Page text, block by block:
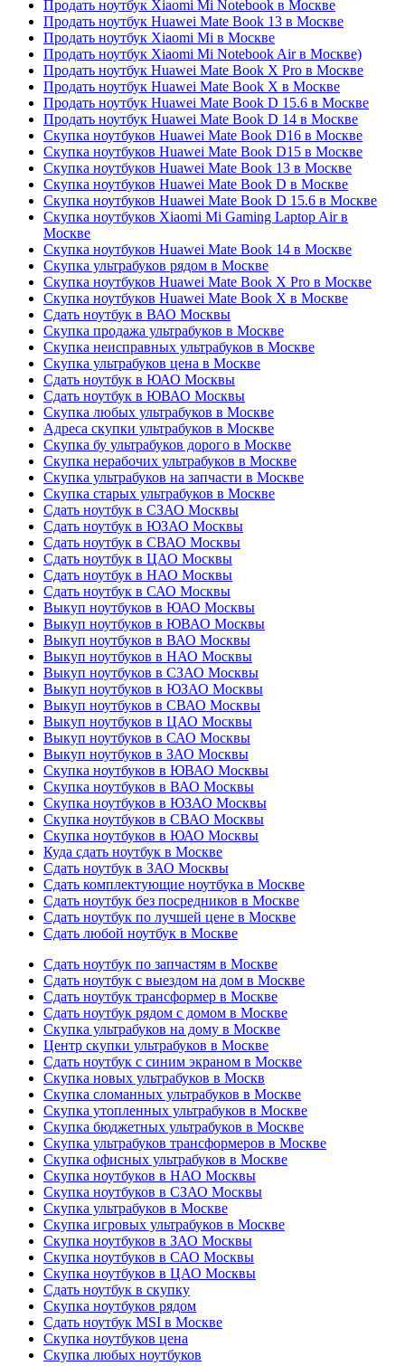
Продать ноутбук Xiaomi Mi Notebook в Москве
Продать ноутбук Huawei Mate Book 13 в Москве
Продать ноутбук Xiaomi Mi в Москве
Продать ноутбук Xiaomi Mi Notebook Air в Москве)
Продать ноутбук Huawei Mate Book X Pro в Москве
Продать ноутбук Huawei Mate Book X в Москве
Продать ноутбук Huawei Mate Book D 15.6 в Москве
Продать ноутбук Huawei Mate Book D 14 в Москве
Скупка ноутбуков Huawei Mate Book D16 в Москве
Скупка ноутбуков Huawei Mate Book D15 в Москве
Скупка ноутбуков Huawei Mate Book 13 в Москве
Скупка ноутбуков Huawei Mate Book D в Москве
Скупка ноутбуков Huawei Mate Book D 15.6 в Москве
Скупка ноутбуков Xiaomi Mi Gaming Laptop Air в
Москве
Скупка ноутбуков Huawei Mate Book 14 в Москве
Скупка ультрабуков рядом в Москве
Скупка ноутбуков Huawei Mate Book X Pro в Москве
Скупка ноутбуков Huawei Mate Book X в Москве
Сдать ноутбук в ВАО Москвы
Скупка продажа ультрабуков в Москве
Скупка неисправных ультрабуков в Москве
Скупка ультрабуков цена в Москве
Сдать ноутбук в ЮАО Москвы
Сдать ноутбук в ЮВАО Москвы
Скупка любых ультрабуков в Москве
Адреса скупки ультрабуков в Москве
Скупка бу ультрабуков дорого в Москве
Скупка нерабочих ультрабуков в Москве
Скупка ультрабуков на запчасти в Москве
Скупка старых ультрабуков в Москве
Сдать ноутбук в СЗАО Москвы
Сдать ноутбук в ЮЗАО Москвы
Сдать ноутбук в СВАО Москвы
Сдать ноутбук в ЦАО Москвы
Сдать ноутбук в НАО Москвы
Сдать ноутбук в САО Москвы
Выкуп ноутбуков в ЮАО Москвы
Выкуп ноутбуков в ЮВАО Москвы
Выкуп ноутбуков в ВАО Москвы
Выкуп ноутбуков в НАО Москвы
Выкуп ноутбуков в СЗАО Москвы
Выкуп ноутбуков в ЮЗАО Москвы
Выкуп ноутбуков в СВАО Москвы
Выкуп ноутбуков в ЦАО Москвы
Выкуп ноутбуков в САО Москвы
Выкуп ноутбуков в ЗАО Москвы
Скупка ноутбуков в ЮВАО Москвы
Скупка ноутбуков в ВАО Москвы
Скупка ноутбуков в ЮЗАО Москвы
Скупка ноутбуков в СВАО Москвы
Скупка ноутбуков в ЮАО Москвы
Куда сдать ноутбук в Москве
Сдать ноутбук в ЗАО Москвы
Сдать комплектующие ноутбука в Москве
Сдать ноутбук без посредников в Москве
Сдать ноутбук по лучшей цене в Москве
Сдать любой ноутбук в Москве
Сдать ноутбук по запчастям в Москве
Сдать ноутбук с выездом на дом в Москве
Сдать ноутбук трансформер в Москве
Сдать ноутбук рядом с домом в Москве
Скупка ультрабуков на дому в Москве
Центр скупки ультрабуков в Москве
Сдать ноутбук с синим экраном в Москве
Скупка новых ультрабуков в Москв
Скупка сломанных ультрабуков в Москве
Скупка утопленных ультрабуков в Москве
Скупка бюджетных ультрабуков в Москве
Скупка ультрабуков трансформеров в Москве
Скупка офисных ультрабуков в Москве
Скупка ноутбуков в НАО Москвы
Скупка ноутбуков в СЗАО Москвы
Скупка ультрабуков в Москве
Скупка игровых ультрабуков в Москве
Скупка ноутбуков в ЗАО Москвы
Скупка ноутбуков в САО Москвы
Скупка ноутбуков в ЦАО Москвы
Сдать ноутбук в скупку
Скупка ноутбуков рядом
Сдать ноутбук MSI в Москве
Скупка ноутбуков цена
Скупка любых ноутбуков